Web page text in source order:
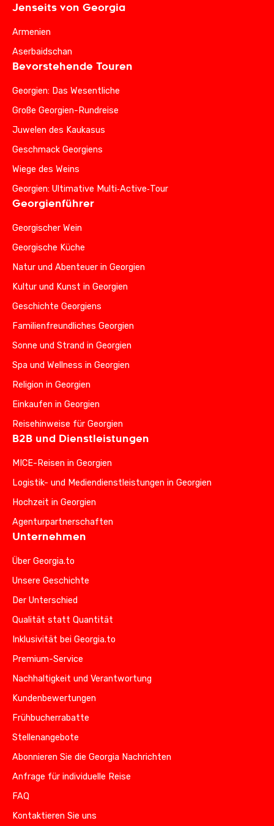
Jenseits von Georgia
Armenien
Aserbaidschan
Bevorstehende Touren
Georgien: Das Wesentliche
Große Georgien-Rundreise
Juwelen des Kaukasus
Geschmack Georgiens
Wiege des Weins
Georgien: Ultimative Multi‑Active‑Tour
Georgienführer
Georgischer Wein
Georgische Küche
Natur und Abenteuer in Georgien
Kultur und Kunst in Georgien
Geschichte Georgiens
Familienfreundliches Georgien
Sonne und Strand in Georgien
Spa und Wellness in Georgien
Religion in Georgien
Einkaufen in Georgien
Reisehinweise für Georgien
B2B und Dienstleistungen
MICE-Reisen in Georgien
Logistik- und Mediendienstleistungen in Georgien
Hochzeit in Georgien
Agenturpartnerschaften
Unternehmen
Über Georgia.to
Unsere Geschichte
Der Unterschied
Qualität statt Quantität
Inklusivität bei Georgia.to
Premium-Service
Nachhaltigkeit und Verantwortung
Kundenbewertungen
Frühbucherrabatte
Stellenangebote
Abonnieren Sie die Georgia Nachrichten
Anfrage für individuelle Reise
FAQ
Kontaktieren Sie uns